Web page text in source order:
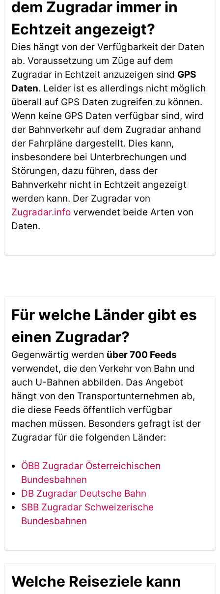
dem Zugradar immer in
Echtzeit angezeigt?
Dies hängt von der Verfügbarkeit der Daten
ab. Voraussetzung um Züge auf dem
Zugradar in Echtzeit anzuzeigen sind GPS
Daten. Leider ist es allerdings nicht möglich
überall auf GPS Daten zugreifen zu können.
Wenn keine GPS Daten verfügbar sind, wird
der Bahnverkehr auf dem Zugradar anhand
der Fahrpläne dargestellt. Dies kann,
insbesondere bei Unterbrechungen und
Störungen, dazu führen, dass der
Bahnverkehr nicht in Echtzeit angezeigt
werden kann. Der Zugradar von
Zugradar.infoverwendet beide Arten von
Daten.
Für welche Länder gibt es
einen Zugradar?
Gegenwärtig werden über 700 Feeds
verwendet, die den Verkehr von Bahn und
auch U-Bahnen abbilden. Das Angebot
hängt von den Transportunternehmen ab,
die diese Feeds öffentlich verfügbar
machen müssen. Besonders gefragt ist der
Zugradar für die folgenden Länder:
ÖBB Zugradar Österreichischen
Bundesbahnen
DB Zugradar Deutsche Bahn
SBB Zugradar Schweizerische
Bundesbahnen
Welche Reiseziele kann